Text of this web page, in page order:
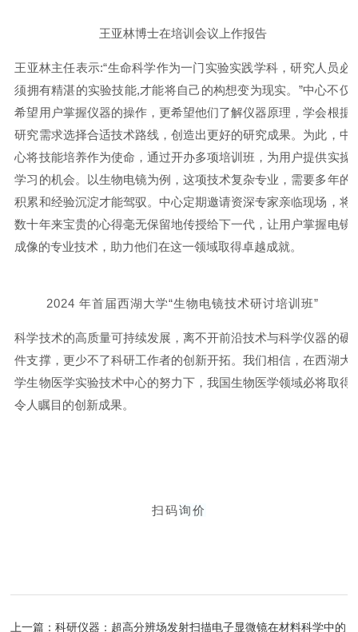
王亚林博士在培训会议上作报告
王亚林主任表示:“生命科学作为一门实验实践学科，研究人员必
须拥有精湛的实验技能,才能将自己的构想变为现实。”中心不仅
希望用户掌握仪器的操作，更希望他们了解仪器原理，学会根据
研究需求选择合适技术路线，创造出更好的研究成果。为此，中
心将技能培养作为使命，通过开办多项培训班，为用户提供实操
学习的机会。以生物电镜为例，这项技术复杂专业，需要多年的
积累和经验沉淀才能驾驭。中心定期邀请资深专家亲临现场，将
数十年来宝贵的心得毫无保留地传授给下一代，让用户掌握电镜
成像的专业技术，助力他们在这一领域取得卓越成就。
2024 年首届西湖大学“生物电镜技术研讨培训班”
科学技术的高质量可持续发展，离不开前沿技术与科学仪器的硬
件支撑，更少不了科研工作者的创新开拓。我们相信，在西湖大
学生物医学实验技术中心的努力下，我国生物医学领域必将取得
令人瞩目的创新成果。
扫码询价
上一篇：科研仪器：超高分辨场发射扫描电子显微镜在材料科学中的